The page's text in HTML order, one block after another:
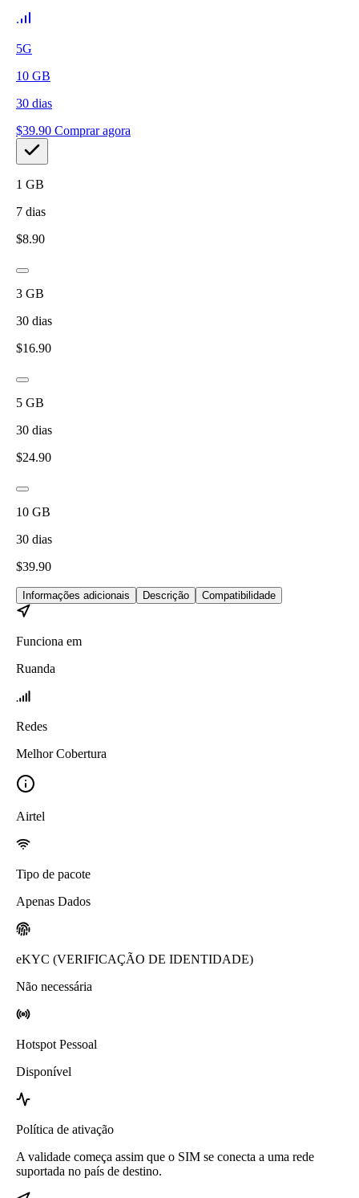
5G
10 GB
30 dias
$39.90 Comprar agora
1 GB
7 dias
$8.90
3 GB
30 dias
$16.90
5 GB
30 dias
$24.90
10 GB
30 dias
$39.90
Informações adicionais Descrição Compatibilidade
Funciona em
Ruanda
Redes
Melhor Cobertura
Airtel
Tipo de pacote
Apenas Dados
eKYC (VERIFICAÇÃO DE IDENTIDADE)
Não necessária
Hotspot Pessoal
Disponível
Política de ativação
A validade começa assim que o SIM se conecta a uma rede
suportada no país de destino.